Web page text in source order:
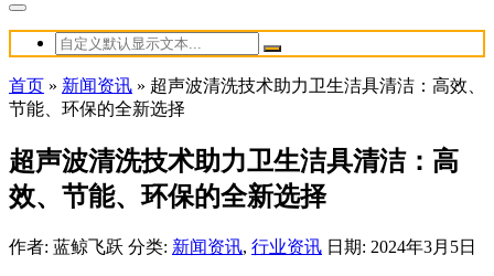
首页 » 新闻资讯 » 超声波清洗技术助力卫生洁具清洁：高效、
节能、环保的全新选择
超声波清洗技术助力卫生洁具清洁：高
效、节能、环保的全新选择
作者: 蓝鲸飞跃 分类: 新闻资讯, 行业资讯 日期: 2024年3月5日